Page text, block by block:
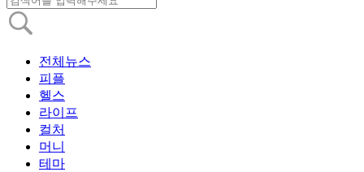
전체뉴스
피플
헬스
라이프
컬처
머니
테마